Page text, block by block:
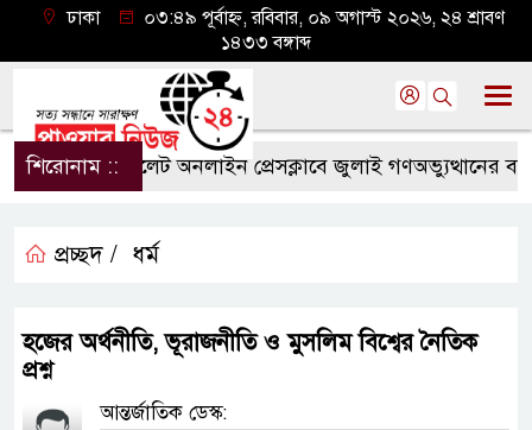
ঢাকা
০৩:৪৯ পূর্বাহ্ন, রবিবার, ০৯ অগাস্ট ২০২৬, ২৪ শ্রাবণ
১৪৩৩ বঙ্গাব্দ
শিরোনাম ::সিলেট অনলাইন প্রেসক্লাবে জুলাই গণঅভ্যুত্থানের
প্রচ্ছদ / ধর্ম
হজের অর্থনীতি, ভূরাজনীতি ও মুসলিম বিশ্বের নৈতিক
প্রশ্ন
আন্তর্জাতিক ডেস্ক: